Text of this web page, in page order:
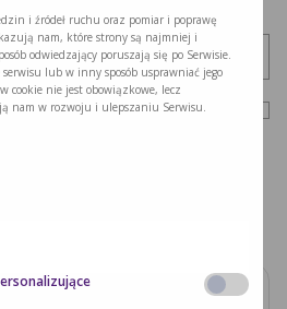
podczas pisania kolejnych
i źródeł ruchu oraz pomiar i poprawę
nam, które strony są najmniej i
odwiedzający poruszają się po Serwisie.
serwisu lub w inny sposób usprawniać jego
cookie nie jest obowiązkowe, lecz
nam w rozwoju i ulepszaniu Serwisu.